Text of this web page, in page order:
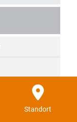
Standort